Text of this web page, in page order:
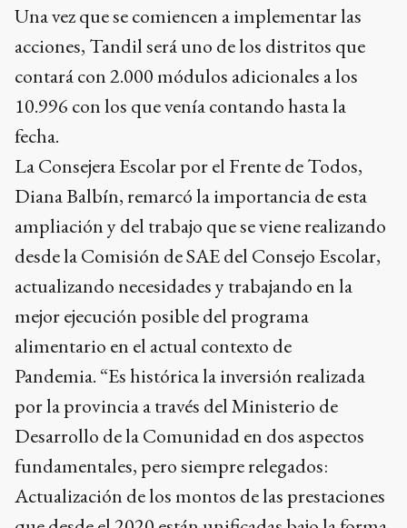
Una vez que se comiencen a implementar las
acciones, Tandil será uno de los distritos que
contará con 2.000 módulos adicionales a los
10.996 con los que venía contando hasta la
fecha.
La Consejera Escolar por el Frente de Todos,
Diana Balbín, remarcó la importancia de esta
ampliación y del trabajo que se viene realizando
desde la Comisión de SAE del Consejo Escolar,
actualizando necesidades y trabajando en la
mejor ejecución posible del programa
alimentario en el actual contexto de
Pandemia. “Es histórica la inversión realizada
por la provincia a través del Ministerio de
Desarrollo de la Comunidad en dos aspectos
fundamentales, pero siempre relegados:
Actualización de los montos de las prestaciones